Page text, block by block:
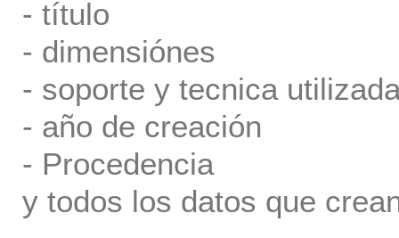
- título
- dimensiónes
- soporte y tecnica
- año de creación
- Procedencia
y todos los datos que